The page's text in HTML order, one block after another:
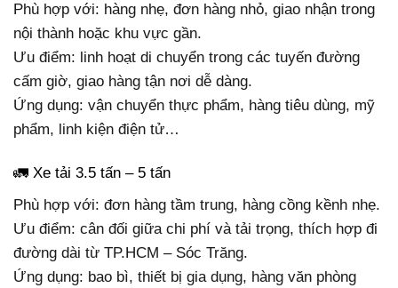
Phù hợp với: hàng nhẹ, đơn hàng nhỏ, giao nhận trong
nội thành hoặc khu vực gần.
Ưu điểm: linh hoạt di chuyển trong các tuyến đường
cấm giờ, giao hàng tận nơi dễ dàng.
Ứng dụng: vận chuyển thực phẩm, hàng tiêu dùng, mỹ
phẩm, linh kiện điện tử…
🚛 Xe tải 3.5 tấn – 5 tấn
Phù hợp với: đơn hàng tầm trung, hàng cồng kềnh nhẹ.
Ưu điểm: cân đối giữa chi phí và tải trọng, thích hợp đi
đường dài từ TP.HCM – Sóc Trăng.
Ứng dụng: bao bì, thiết bị gia dụng, hàng văn phòng